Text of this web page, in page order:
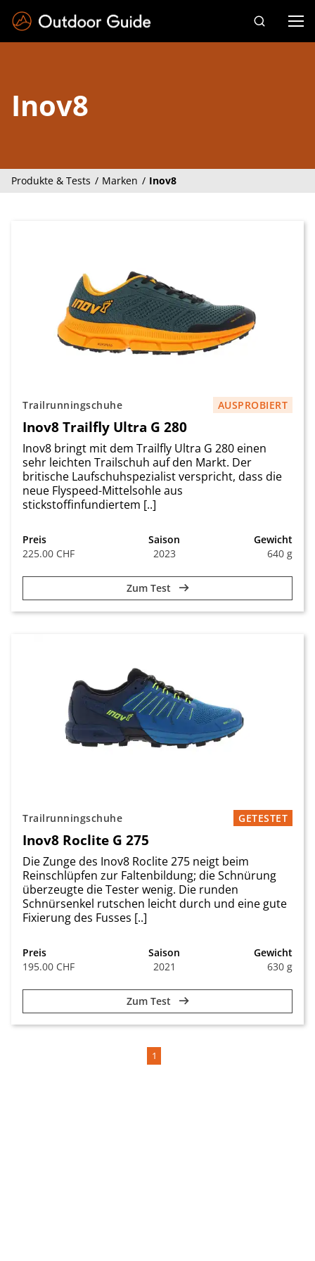
Inov8
Produkte & Tests Marken Inov8
Trailrunningschuhe AUSPROBIERT
Inov8 Trailfly Ultra G 280
Inov8 bringt mit dem Trailfly Ultra G 280 einen
sehr leichten Trailschuh auf den Markt. Der
britische Laufschuhspezialist verspricht, dass die
neue Flyspeed-Mittelsohle aus
stickstoffinfundiertem [..]
Preis
225.00 CHF
Saison
2023
Gewicht
640 g
Zum Test
Trailrunningschuhe GETESTET
Inov8 Roclite G 275
Die Zunge des Inov8 Roclite 275 neigt beim
Reinschlüpfen zur Faltenbildung; die Schnürung
überzeugte die Tester wenig. Die runden
Schnürsenkel rutschen leicht durch und eine gute
Fixierung des Fusses [..]
Preis
195.00 CHF
Saison
2021
Gewicht
630 g
Zum Test
1